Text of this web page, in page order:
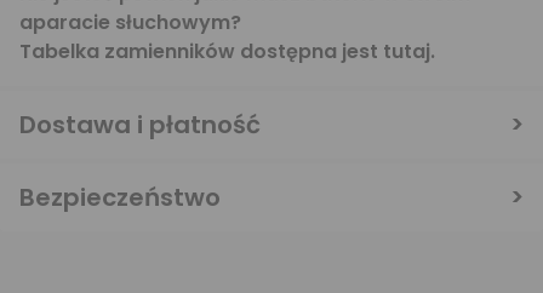
aparacie słuchowym?
Tabelka zamienników dostępna jest tutaj.
Dostawa i płatność
Bezpieczeństwo